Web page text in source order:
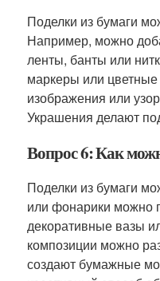
Поделки из бумаги
Например, можно
ленты, банты или
маркеры или цветные
изображения или
Украшения делают
Вопрос 6: Как
Поделки из бумаги
или фонарики можно
декоративные вазы
композиции можно
создают бумажные